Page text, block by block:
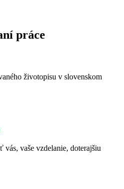
práce
životopisu v slovenskom
vaše vzdelanie, doterajšiu